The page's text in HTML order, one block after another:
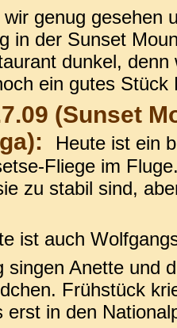
genug gesehen
in der Sunset
dunkel,
ein gutes
(Sunset
Heute ist ein
Fliege im
zu stabil sind,
ist auch
singen Anette und
Frühstück
erst in den